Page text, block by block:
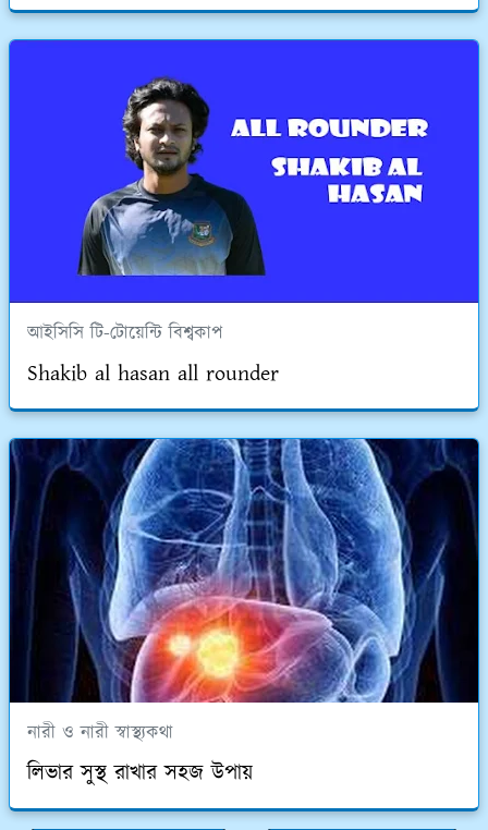
আইসিসি টি-টোয়েন্টি বিশ্বকাপ
Shakib al hasan all rounder
নারী ও নারী স্বাস্থ্যকথা
লিভার সুস্থ রাখার সহজ উপায়